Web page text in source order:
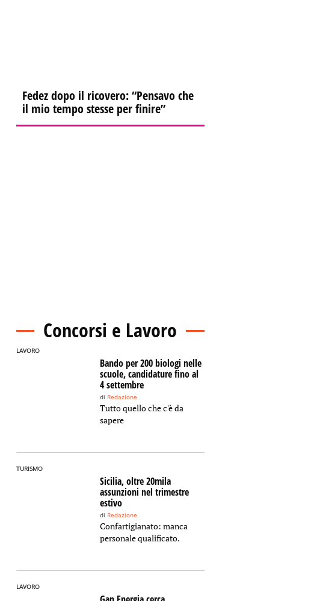
Fedez dopo il ricovero: “Pensavo che
il mio tempo stesse per finire”
Concorsi e Lavoro
LAVORO
Bando per 200 biologi nelle
scuole, candidature fino al
4 settembre
di Redazione
Tutto quello che c'è da
sapere
TURISMO
Sicilia, oltre 20mila
assunzioni nel trimestre
estivo
di Redazione
Confartigianato: manca
personale qualificato.
LAVORO